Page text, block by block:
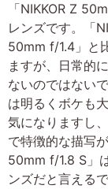
「NIKKOR Z
レンズです。「
50mm f/1.4」と
ますが、日常的
ないのではない
は明るくボケも
気になりますし
で特徴的な描写
50mm f/1.8 S」
ンズだと言える